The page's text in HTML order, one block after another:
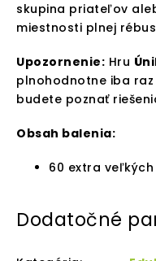
skupina priateľov
miestnosti plnej
Upozornenie: Hru
plnohodnotne iba
budete poznať
Obsah balenia:
60 extra
Dodatočné